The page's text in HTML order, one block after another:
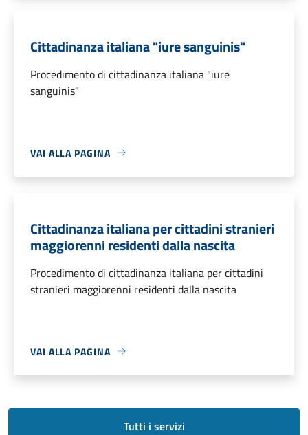
Cittadinanza italiana "iure sanguinis"
Procedimento di cittadinanza italiana "iure
sanguinis"
VAI ALLA PAGINA
Cittadinanza italiana per cittadini stranieri
maggiorenni residenti dalla nascita
Procedimento di cittadinanza italiana per cittadini
stranieri maggiorenni residenti dalla nascita
VAI ALLA PAGINA
Tutti i servizi